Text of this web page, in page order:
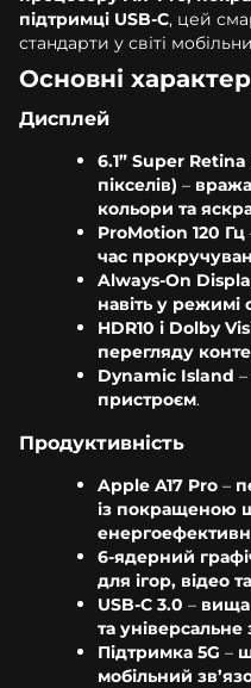
підтримці USB-C, цей
стандарти у світі
Основні
Дисплей
6.1” Super Retina
пікселів) –
кольори та
ProMotion 120 Гц
час
Always-On
навіть у режимі
HDR10 і Dolby
перегляду
Dynamic Island –
пристроєм.
Продуктивність
Apple A17 Pro –
із покращеною
6-ядерний
для ігор, відео
USB-C 3.0 – вища
та
Підтримка 5G –
мобільний